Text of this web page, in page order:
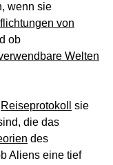
wenn sie
von
ob
Welten
Reiseprotokoll
sie
die das
des
Aliens eine tief